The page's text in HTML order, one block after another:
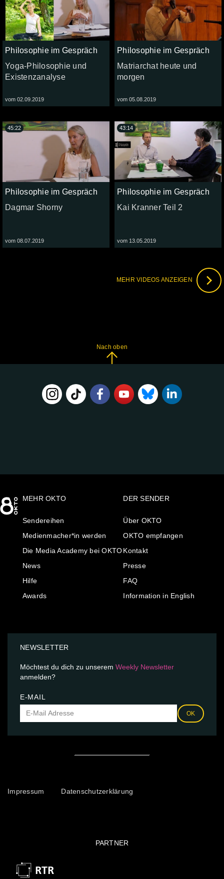
Philosophie im Gespräch
Yoga-Philosophie und
Existenzanalyse
vom 02.09.2019
Philosophie im Gespräch
Matriarchat heute und
morgen
vom 05.08.2019
Philosophie im Gespräch
Dagmar Shorny
vom 08.07.2019
45:22
Philosophie im Gespräch
Kai Kranner Teil 2
vom 13.05.2019
43:14
MEHR VIDEOS ANZEIGEN
Nach oben
MEHR OKTO
Sendereihen
Medienmacher*in werden
Die Media Academy bei OKTO
News
Hilfe
Awards
DER SENDER
Über OKTO
OKTO empfangen
Kontakt
Presse
FAQ
Information in English
NEWSLETTER
Möchtest du dich zu unserem Weekly Newsletter
anmelden?
E-MAIL
OK
Impressum Datenschutzerklärung
PARTNER